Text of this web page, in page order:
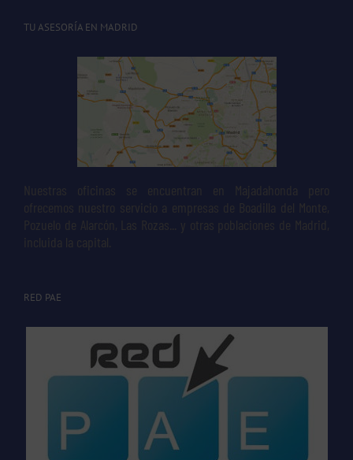
TU ASESORÍA EN MADRID
Nuestras oficinas se encuentran en Majadahonda pero
ofrecemos nuestro servicio a empresas de Boadilla del Monte,
Pozuelo de Alarcón, Las Rozas... y otras poblaciones de Madrid,
incluida la capital.
RED PAE